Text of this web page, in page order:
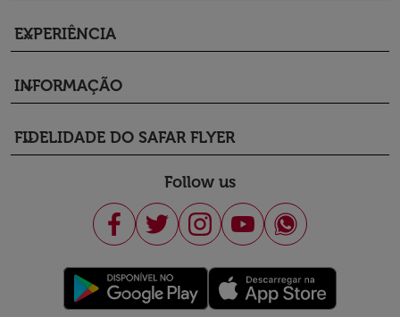
EXPERIÊNCIA
keyboard_arrow_down
INFORMAÇÃO
keyboard_arrow_down
FIDELIDADE DO SAFAR FLYER
keyboard_arrow_down
Follow us